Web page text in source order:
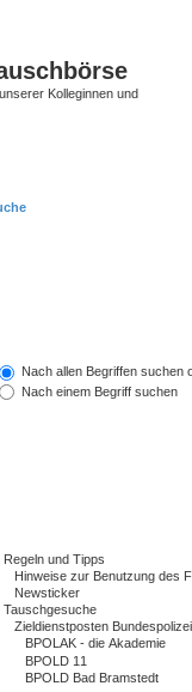
Kolleginnen und
Nach allen Begriffen suchen
Nach einem Begriff suchen